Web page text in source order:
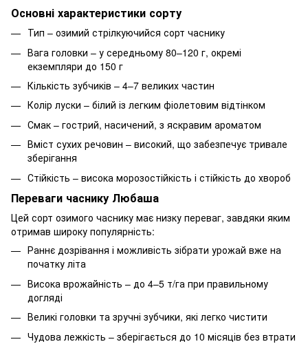
Основні характеристики сорту
Тип – озимий стрілкуючийся сорт часнику
Вага головки – у середньому 80–120 г, окремі
екземпляри до 150 г
Кількість зубчиків – 4–7 великих частин
Колір луски – білий із легким фіолетовим відтінком
Смак – гострий, насичений, з яскравим ароматом
Вміст сухих речовин – високий, що забезпечує тривале
зберігання
Стійкість – висока морозостійкість і стійкість до хвороб
Переваги часнику Любаша
Цей сорт озимого часнику має низку переваг, завдяки яким
отримав широку популярність:
Раннє дозрівання і можливість зібрати урожай вже на
початку літа
Висока врожайність – до 4–5 т/га при правильному
догляді
Великі головки та зручні зубчики, які легко чистити
Чудова лежкість – зберігається до 10 місяців без втрати